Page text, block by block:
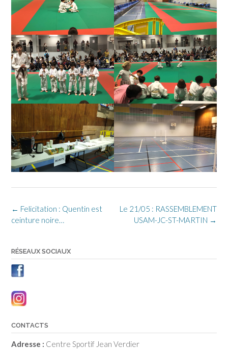
Post
navigation
Le 21/05 : RASSEMBLEMENT
USAM-JC-ST-MARTIN →
← Felicitation : Quentin est
ceinture noire…
RÉSEAUX SOCIAUX
CONTACTS
Adresse : Centre Sportif Jean Verdier